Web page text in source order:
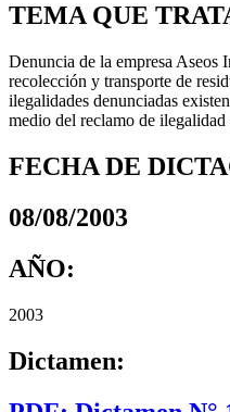
TEMA QUE
Denuncia de la empresa
recolección y transporte de
ilegalidades denunciadas
medio del reclamo de
FECHA DE
08/08/2003
AÑO:
2003
Dictamen: